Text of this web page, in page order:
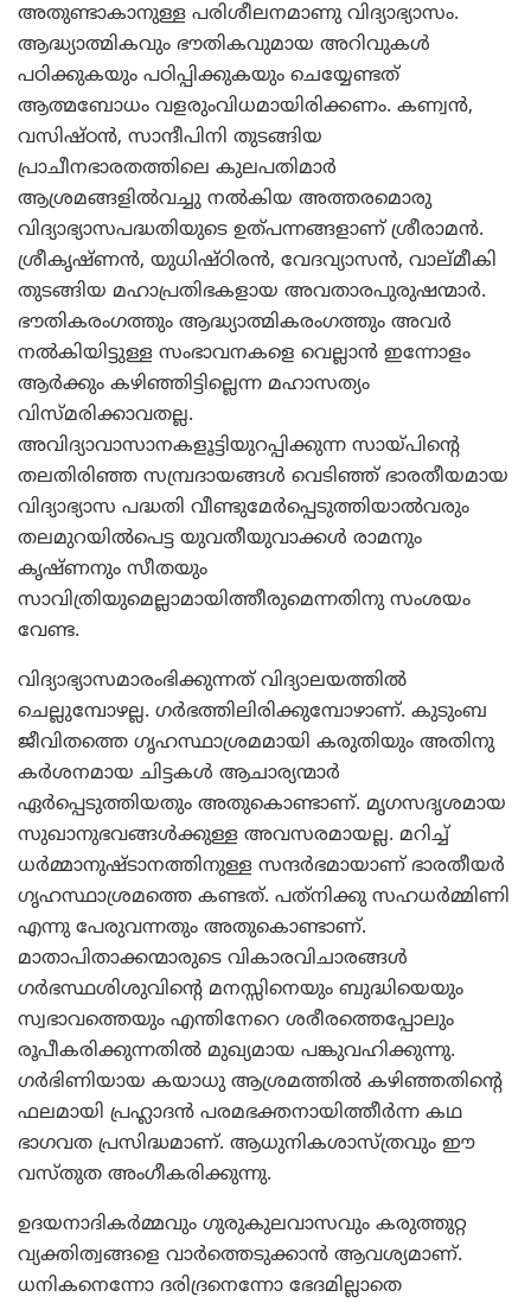
അതുണ്ടാകാനുള്ള പരിശീലനമാണു വിദ്യാഭ്യാസം.
ആദ്ധ്യാത്മികവും ഭൗതികവുമായ അറിവുകള്‍
പഠിക്കുകയും പഠിപ്പിക്കുകയും ചെയ്യേണ്ടത്
ആത്മബോധം വളരുംവിധമായിരിക്കണം. കണ്വന്‍,
വസിഷ്ഠന്‍, സാന്ദീപിനി തുടങ്ങിയ
പ്രാചീനഭാരതത്തിലെ കുലപതിമാര്‍
ആശ്രമങ്ങളില്‍വച്ചു നല്‍കിയ അത്തരമൊരു
വിദ്യാഭ്യാസപദ്ധതിയുടെ ഉത്പന്നങ്ങളാണ് ശ്രീരാമന്‍.
ശ്രീകൃഷ്ണന്‍, യുധിഷ്ഠിരന്‍, വേദവ്യാസന്‍, വാല്മീകി
തുടങ്ങിയ മഹാപ്രതിഭകളായ അവതാരപുരുഷന്മാര്‍.
ഭൗതികരംഗത്തും ആദ്ധ്യാത്മികരംഗത്തും അവര്‍
നല്‍കിയിട്ടുള്ള സംഭാവനകളെ വെല്ലാന്‍ ഇന്നോളം
ആര്‍ക്കും കഴിഞ്ഞിട്ടില്ലെന്ന മഹാസത്യം
വിസ്മരിക്കാവതല്ല.
അവിദ്യാവാസാനകളൂട്ടിയുറപ്പിക്കുന്ന സായ്പിന്റെ
തലതിരിഞ്ഞ സമ്പ്രദായങ്ങള്‍ വെടിഞ്ഞ് ഭാരതീയമായ
വിദ്യാഭ്യാസ പദ്ധതി വീണ്ടുമേര്‍പ്പെടുത്തിയാല്‍വരും
തലമുറയില്‍പെട്ട യുവതീയുവാക്കള്‍ രാമനും
കൃഷ്ണനും സീതയും
സാവിത്രിയുമെല്ലാമായിത്തീരുമെന്നതിനു സംശയം
വേണ്ട.
വിദ്യാഭ്യാസമാരംഭിക്കുന്നത് വിദ്യാലയത്തില്‍
ചെല്ലുമ്പോഴല്ല. ഗര്‍ഭത്തിലിരിക്കുമ്പോഴാണ്. കുടുംബ
ജീവിതത്തെ ഗൃഹസ്ഥാശ്രമമായി കരുതിയും അതിനു
കര്‍ശനമായ ചിട്ടകള്‍ ആചാര്യന്മാര്‍
ഏര്‍പ്പെടുത്തിയതും അതുകൊണ്ടാണ്. മൃഗസദൃശമായ
സുഖാനുഭവങ്ങള്‍ക്കുള്ള അവസരമായല്ല. മറിച്ച്
ധര്‍മ്മാനുഷ്ടാനത്തിനുള്ള സന്ദര്‍ഭമായാണ് ഭാരതീയര്‍
ഗൃഹസ്ഥാശ്രമത്തെ കണ്ടത്. പത്‌നിക്കു സഹധര്‍മ്മിണി
എന്നു പേരുവന്നതും അതുകൊണ്ടാണ്.
മാതാപിതാക്കന്മാരുടെ വികാരവിചാരങ്ങള്‍
ഗര്‍ഭസ്ഥശിശുവിന്റെ മനസ്സിനെയും ബുദ്ധിയെയും
സ്വഭാവത്തെയും എന്തിനേറെ ശരീരത്തെപ്പോലും
രൂപീകരിക്കുന്നതില്‍ മുഖ്യമായ പങ്കുവഹിക്കുന്നു.
ഗര്‍ഭിണിയായ കയാധു ആശ്രമത്തില്‍ കഴിഞ്ഞതിന്റെ
ഫലമായി പ്രഹ്ലാദന്‍ പരമഭക്തനായിത്തീര്‍ന്ന കഥ
ഭാഗവത പ്രസിദ്ധമാണ്. ആധുനികശാസ്ത്രവും ഈ
വസ്തുത അംഗീകരിക്കുന്നു.
ഉദയനാദികര്‍മ്മവും ഗുരുകുലവാസവും കരുത്തുറ്റ
വ്യക്തിത്വങ്ങളെ വാര്‍ത്തെടുക്കാന്‍ ആവശ്യമാണ്.
ധനികനെന്നോ ദരിദ്രനെന്നോ ഭേദമില്ലാതെ